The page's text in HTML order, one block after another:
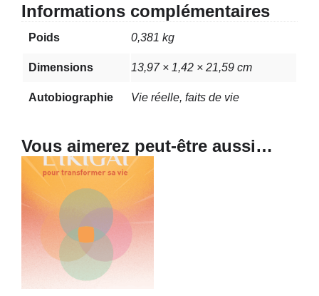
Informations complémentaires
Poids 0,381 kg
Dimensions 13,97 × 1,42 × 21,59 cm
Autobiographie Vie réelle, faits de vie
Vous aimerez peut-être aussi…